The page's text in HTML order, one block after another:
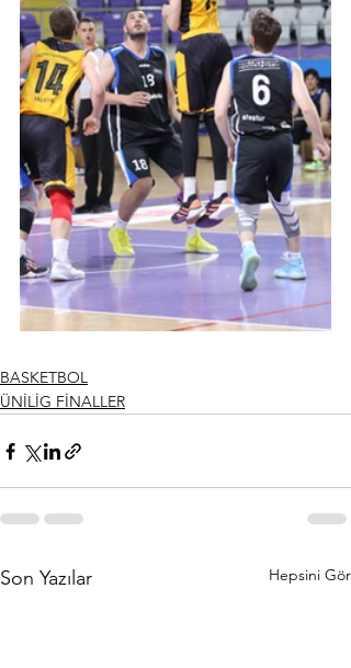
BASKETBOL
ÜNİLİG FİNALLER
Son Yazılar Hepsini Gör